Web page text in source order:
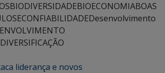
BIODIVERSIDADEBIOECONOMIABOAS
CONFIABILIDADEDesenvolvimento
DIVERSIFICAÇÃO
liderança e novos